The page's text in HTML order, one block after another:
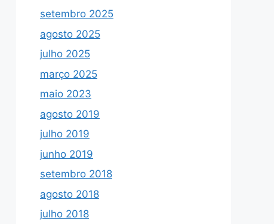
setembro 2025
agosto 2025
julho 2025
março 2025
maio 2023
agosto 2019
julho 2019
junho 2019
setembro 2018
agosto 2018
julho 2018